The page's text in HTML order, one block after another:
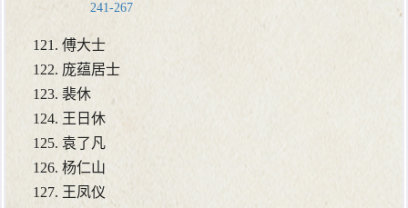
241-267
121. 傅大士
122. 庞蕴居士
123. 裴休
124. 王日休
125. 袁了凡
126. 杨仁山
127. 王凤仪